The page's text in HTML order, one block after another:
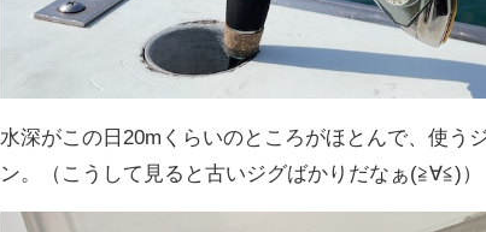
水深がこの日20mくらいのところがほとんで、使う
ン。（こうして見ると古いジグばかりだなぁ(≧∀≦)）